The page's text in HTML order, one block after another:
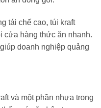
tái chế cao, túi kraft
cửa hàng thức ăn nhanh.
doanh nghiệp quảng
và một phần nhựa trong